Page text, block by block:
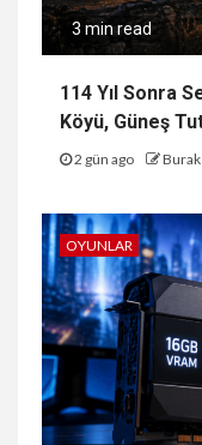
3 min read
114 Yıl Sonra
Köyü, Güneş
2 gün ago Burak
OYUNLAR